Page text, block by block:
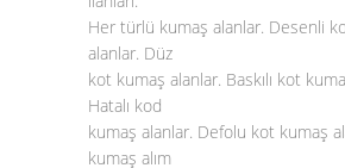
Her türlü kumaş alanlar. Desenli
alanlar. Düz
kot kumaş alanlar. Baskılı kot
Hatalı kod
kumaş alanlar. Defolu kot kumaş
kumaş alım